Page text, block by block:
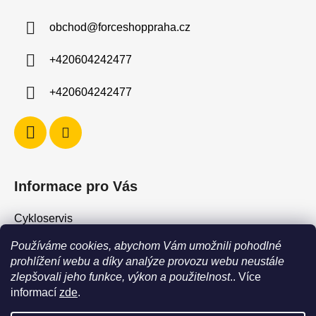
Používáme cookies, abychom Vám umožnili pohodlné
prohlížení webu a díky analýze provozu webu neustále
zlepšovali jeho funkce, výkon a použitelnost.. Více
informací zde.
obchod@forceshoppraha.cz
+420604242477
+420604242477
Informace pro Vás
Cykloservis
Skiservis
Obchodní podmínky
Podmínky ochrany osobních údajů